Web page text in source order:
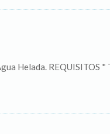
Helada. REQUISITOS